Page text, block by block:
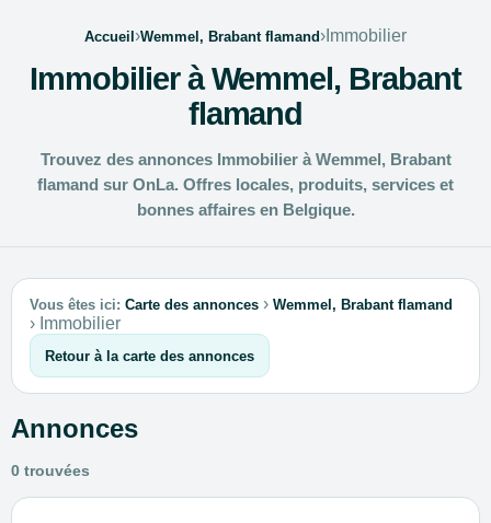
Accueil›Wemmel, Brabant flamand› Immobilier
Immobilier à Wemmel, Brabant
flamand
Trouvez des annonces Immobilier à Wemmel, Brabant
flamand sur OnLa. Offres locales, produits, services et
bonnes affaires en Belgique.
Vous êtes ici: Carte des annonces › Wemmel, Brabant flamand
› Immobilier
Retour à la carte des annonces
Annonces
0 trouvées